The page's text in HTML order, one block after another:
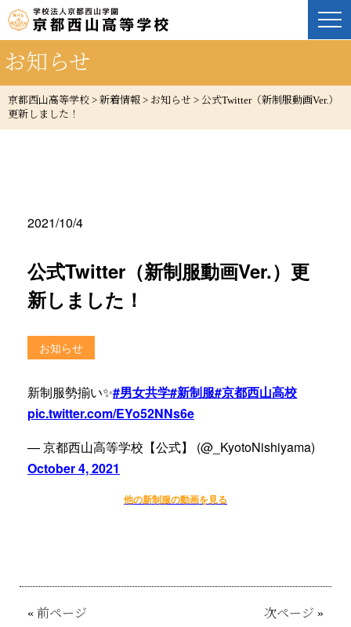
お知らせ
京都西山高等学校 > 新着情報 > お知らせ > 公式Twitter（新制服動画Ver.）
更新しました！
2021/10/4
公式Twitter（新制服動画Ver.）更
新しました！
お知らせ
新制服勢揃い✨#男女共学#新制服#京都西山高校
pic.twitter.com/EYo52NNs6e
— 京都西山高等学校【公式】 (@_KyotoNishiyama)
October 4, 2021
他の新制服の動画を見る
« 前ページ 次ページ »